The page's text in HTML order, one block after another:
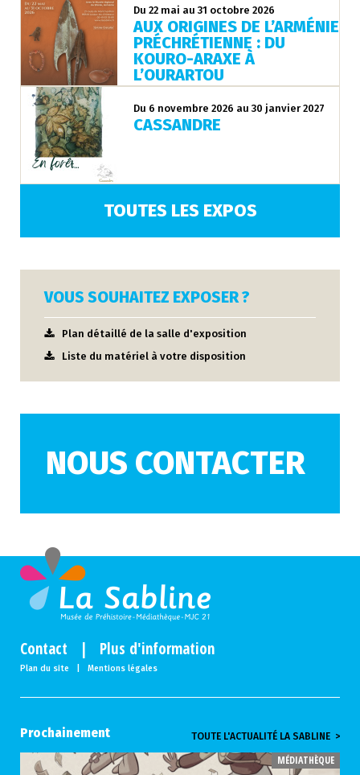
Du 22 mai au 31 octobre 2026
AUX ORIGINES DE L’ARMÉNIE
PRÉCHRÉTIENNE : DU
KOURO-ARAXE À
L’OURARTOU
Du 6 novembre 2026 au 30 janvier 2027
CASSANDRE
TOUTES LES EXPOS
VOUS SOUHAITEZ EXPOSER ?
Plan détaillé de la salle d'exposition
Liste du matériel à votre disposition
NOUS CONTACTER
Contact | Plus d'information
Plan du site Mentions légales
Prochainement TOUTE L'ACTUALITÉ LA SABLINE >
MÉDIATHÈQUE